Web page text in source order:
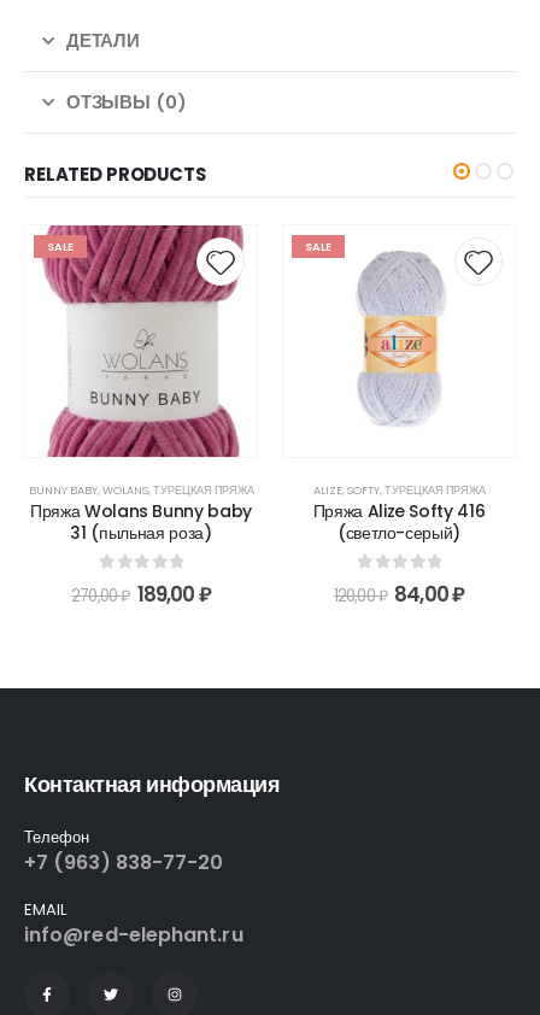
ДЕТАЛИ
ОТЗЫВЫ (0)
RELATED PRODUCTS
SALE
BUNNY BABY,WOLANS,ТУРЕЦКАЯ ПРЯЖА
Пряжа Wolans Bunny baby
31 (пыльная роза)
out of 5
270,00₽ 189,00₽
SALE
ALIZE,SOFTY,ТУРЕЦКАЯ ПРЯЖА
Пряжа Alize Softy 416
(светло-серый)
out of 5
120,00₽ 84,00₽
Контактная информация
Телефон
+7 (963) 838-77-20
EMAIL
info@red-elephant.ru